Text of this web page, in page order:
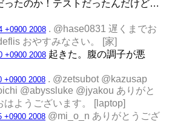
ったのか！テストだったんだけど…
+0900 2008 . @hase0831 遅くまでお
おやすみなさい。 [家]
+0900 2008 起きた。腹の調子が悪
+0900 2008 . @zetsubot @kazusap
@abyssluke @jyakou ありがと
はようございます。 [laptop]
+0900 2008 @mi_o_n ありがとうござ